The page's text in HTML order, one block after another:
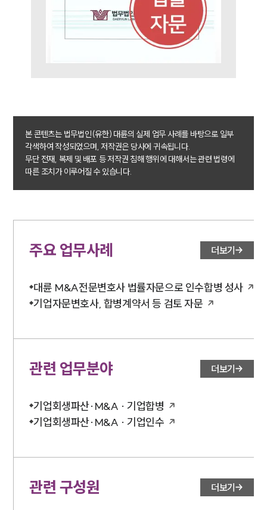
업무분야
M&A센터 업무
M&A전문변호사
소식/자료
언론보도
법률 블로그
뉴스레터/브로슈어
대륜법률상담예약
본 콘텐츠는 법무법인(유한) 대륜의 실제 업무 사례를 바탕으로 일부
각색하여 작성되었으며, 저작권은 당사에 귀속됩니다.
무단 전재, 복제 및 배포 등 저작권 침해 행위에 대해서는 관련 법령에
따른 조치가 이루어질 수 있습니다.
주요 업무사례 더보기
대륜 M&A전문변호사 법률자문으로 인수합병 성사
기업자문변호사, 합병계약서 등 검토 자문
관련 업무분야 더보기
기업회생파산·M&A · 기업합병
기업회생파산·M&A · 기업인수
관련 구성원 더보기